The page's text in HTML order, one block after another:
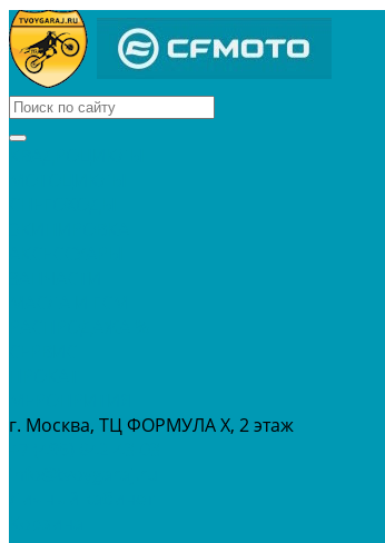
г. Москва, ТЦ ФОРМУЛА Х, 2 этаж